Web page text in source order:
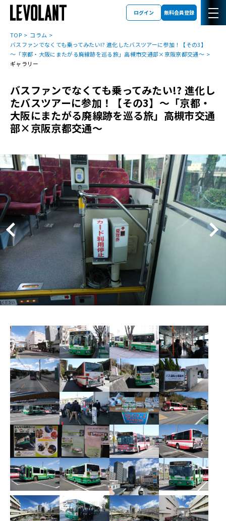
ログイン 無料会員登録
TOP
コラム
バスファンでなくても乗ってみたい!? 進化したバスツアーに参加！【その3】
～「京都・大阪にまたがる廃線跡を巡る旅」高槻市交通部×京阪京都交通～
ギャラリー
バスファンでなくても乗ってみたい!? 進化し
たバスツアーに参加！【その3】～「京都・
大阪にまたがる廃線跡を巡る旅」高槻市交通
部×京阪京都交通～